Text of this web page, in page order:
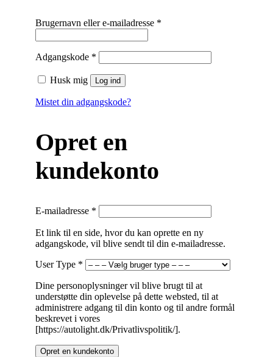
Brugernavn eller e-mailadresse *
Adgangskode *
Husk mig Log ind
Mistet din adgangskode?
Opret en
kundekonto
E-mailadresse *
Et link til en side, hvor du kan oprette en ny
adgangskode, vil blive sendt til din e-mailadresse.
User Type *
Dine personoplysninger vil blive brugt til at
understøtte din oplevelse på dette websted, til at
administrere adgang til din konto og til andre formål
beskrevet i vores
[https://autolight.dk/Privatlivspolitik/].
Opret en kundekonto